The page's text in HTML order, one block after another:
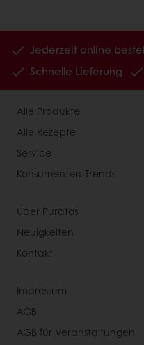
Jederzeit online
Schnelle Lieferung
Alle Produkte
Alle Rezepte
Service
Konsumenten-Trends
Über Puratos
Neuigkeiten
Kontakt
Impressum
AGB
AGB für Veranstaltungen